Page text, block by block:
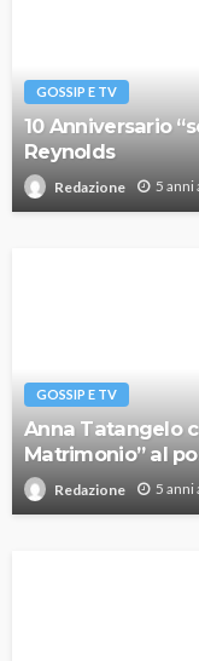
GOSSIP E TV
10 Anniversario
Reynolds
Redazione 5 anni
GOSSIP E TV
Anna Tatangelo
Matrimonio” al
Redazione 5 anni